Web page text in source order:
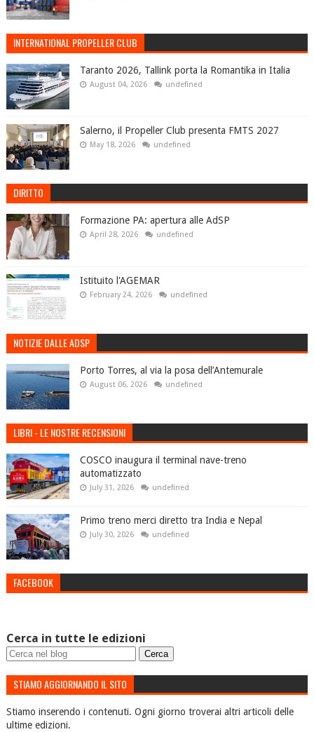
INTERNATIONAL PROPELLER CLUB
Taranto 2026, Tallink porta la Romantika in Italia
August 04, 2026 undefined
Salerno, il Propeller Club presenta FMTS 2027
May 18, 2026 undefined
DIRITTO
Formazione PA: apertura alle AdSP
April 28, 2026 undefined
Istituito l'AGEMAR
February 24, 2026 undefined
NOTIZIE DALLE ADSP
Porto Torres, al via la posa dell’Antemurale
August 06, 2026 undefined
LIBRI - LE NOSTRE RECENSIONI
COSCO inaugura il terminal nave-treno
automatizzato
July 31, 2026 undefined
Primo treno merci diretto tra India e Nepal
July 30, 2026 undefined
FACEBOOK
Cerca in tutte le edizioni
STIAMO AGGIORNANDO IL SITO
Stiamo inserendo i contenuti. Ogni giorno troverai altri articoli delle
ultime edizioni.